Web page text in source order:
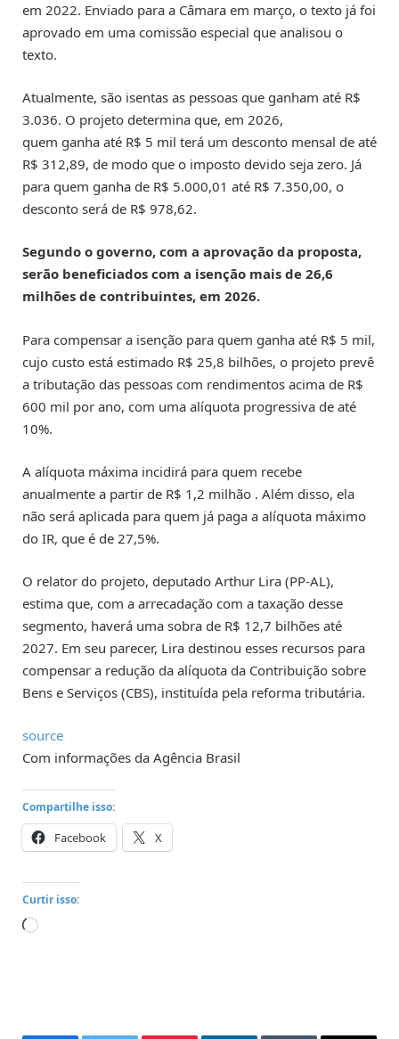
em 2022. Enviado para a Câmara em março, o texto já foi
aprovado em uma comissão especial que analisou o
texto.
Atualmente, são isentas as pessoas que ganham até R$
3.036. O projeto determina que, em 2026,
quem ganha até R$ 5 mil terá um desconto mensal de até
R$ 312,89, de modo que o imposto devido seja zero. Já
para quem ganha de R$ 5.000,01 até R$ 7.350,00, o
desconto será de R$ 978,62.
Segundo o governo, com a aprovação da proposta,
serão beneficiados com a isenção mais de 26,6
milhões de contribuintes, em 2026.
Para compensar a isenção para quem ganha até R$ 5 mil,
cujo custo está estimado R$ 25,8 bilhões, o projeto prevê
a tributação das pessoas com rendimentos acima de R$
600 mil por ano, com uma alíquota progressiva de até
10%.
A alíquota máxima incidirá para quem recebe
anualmente a partir de R$ 1,2 milhão . Além disso, ela
não será aplicada para quem já paga a alíquota máximo
do IR, que é de 27,5%.
O relator do projeto, deputado Arthur Lira (PP-AL),
estima que, com a arrecadação com a taxação desse
segmento, haverá uma sobra de R$ 12,7 bilhões até
2027. Em seu parecer, Lira destinou esses recursos para
compensar a redução da alíquota da Contribuição sobre
Bens e Serviços (CBS), instituída pela reforma tributária.
source
Com informações da Agência Brasil
Compartilhe isso:
Facebook X
Curtir isso:
Carregando...